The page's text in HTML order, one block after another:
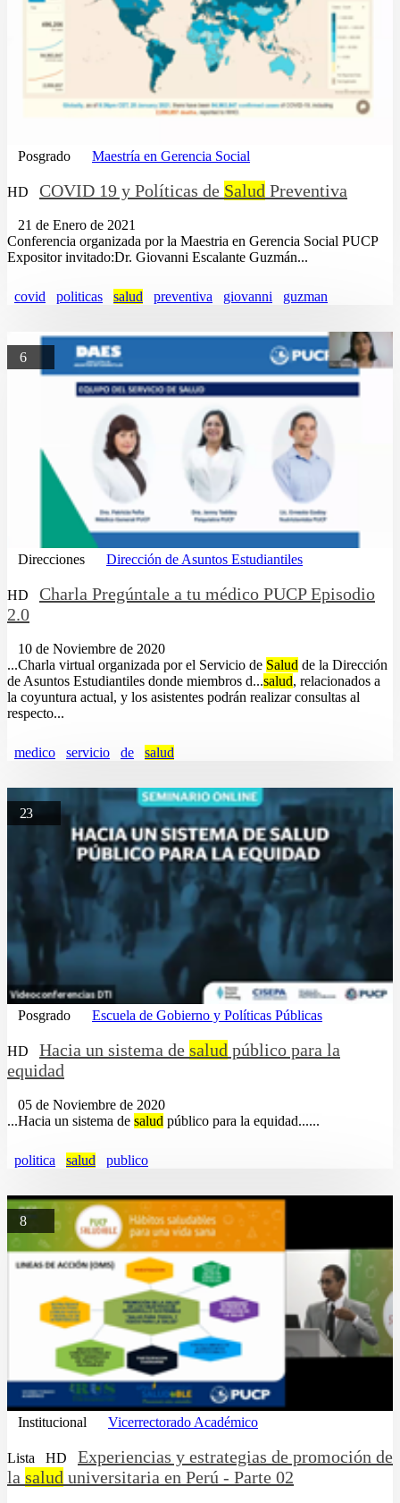
Posgrado Maestría en Gerencia Social
HD COVID 19 y Políticas de Salud Preventiva
21 de Enero de 2021
Conferencia organizada por la Maestria en Gerencia Social PUCP
Expositor invitado:Dr. Giovanni Escalante Guzmán...
covid politicas salud preventiva giovanni guzman
6
Direcciones Dirección de Asuntos Estudiantiles
HD
Charla Pregúntale a tu médico PUCP Episodio
2.0
10 de Noviembre de 2020
...Charla virtual organizada por el Servicio de Salud de la Dirección
de Asuntos Estudiantiles donde miembros d...salud, relacionados a
la coyuntura actual, y los asistentes podrán realizar consultas al
respecto...
medico servicio de salud
23
Posgrado Escuela de Gobierno y Políticas Públicas
HD Hacia un sistema de salud público para la
equidad
05 de Noviembre de 2020
...Hacia un sistema de salud público para la equidad......
politica salud publico
8
Institucional Vicerrectorado Académico
Lista HD
Experiencias y estrategias de promoción de
la salud universitaria en Perú - Parte 02